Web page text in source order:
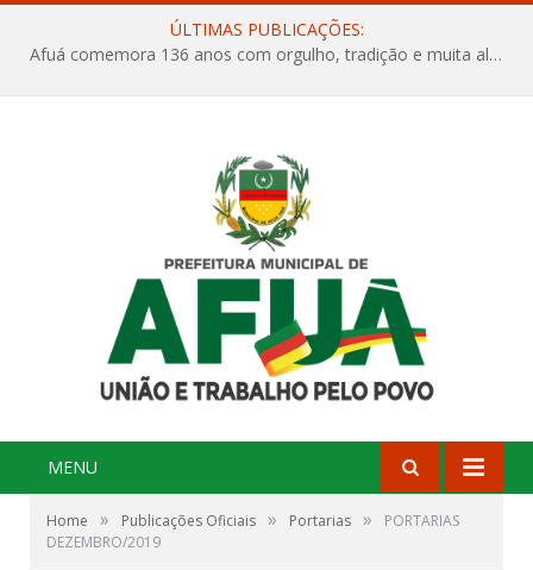
ÚLTIMAS PUBLICAÇÕES:
Afuá comemora 136 anos com orgulho, tradição e muita alegria na Quadra Dr. Nelson Salomão
MENU
Home » Publicações Oficiais » Portarias »
PORTARIAS
DEZEMBRO/2019